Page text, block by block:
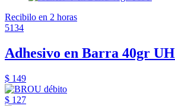
Recibilo en 2 horas
5134
Adhesivo en Barra 40gr
$ 149
$ 127